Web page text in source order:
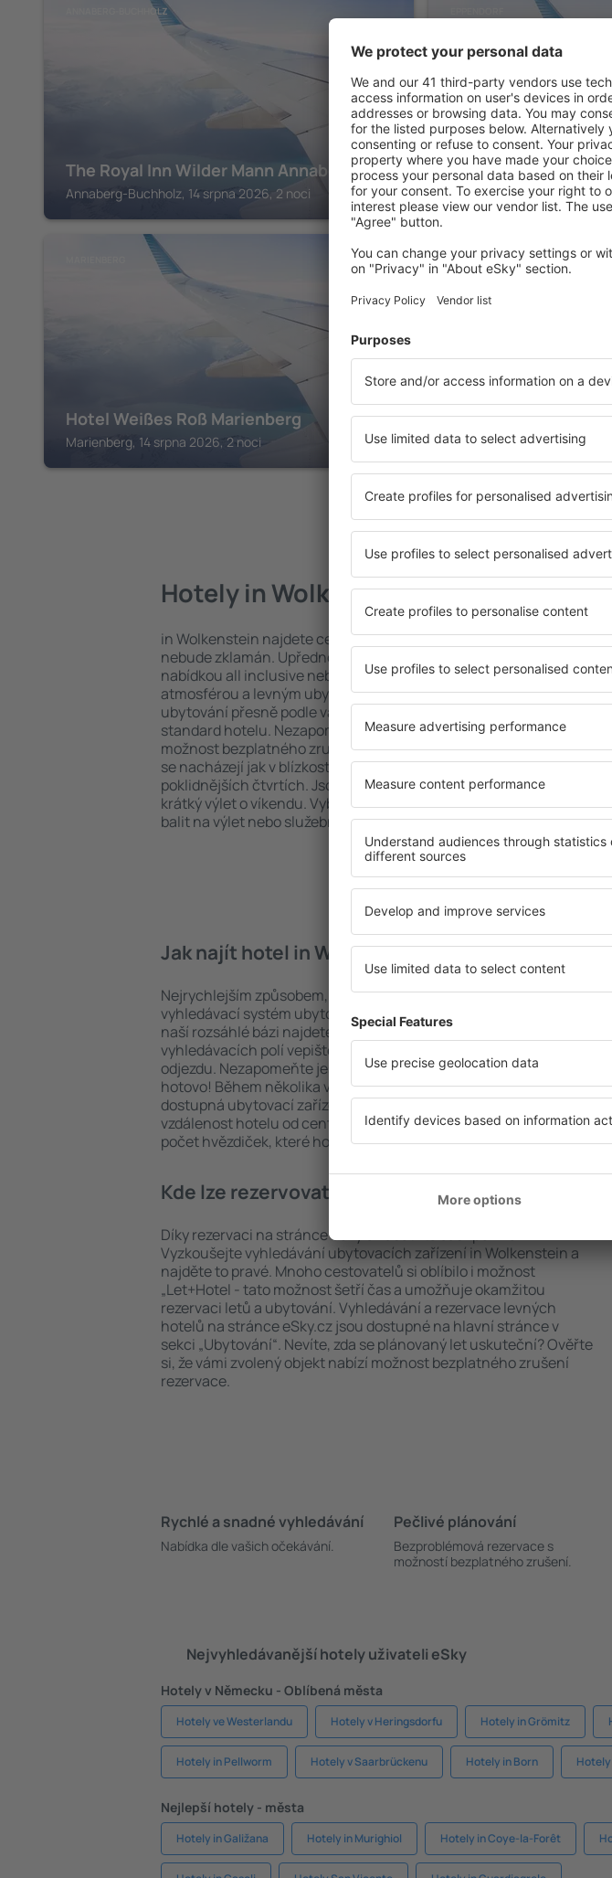
ANNABERG-BUCHHOLZ
The Royal Inn Wilder Mann Annaberg
Annaberg-Buchholz, 14 srpna 2026, 2 noci
Erzgebirgshotel
Eppendorf, 14 srpna 2026,
Hotel Weißes Roß Marienberg
Marienberg, 14 srpna 2026, 2 noci
SCHEIBENBERG
Hotel Sächsischer
Scheibenberg, 14 srpna
Zobrazit více
Hotely in Wolkenstein
in Wolkenstein najdete celou řadu hotelů. Žádný návštěvník
nebude zklamán. Upřednostňujete hotel na vysoké úrovni a
nabídkou all inclusive nebo hledáte spíše místa s poklidnou
atmosférou a levným ubytováním? in Wolkenstein na vás čeká
ubytování přesně podle vašich představ! Stačí zvolit polohu a
standard hotelu. Nezapomeňte zkontrolovat způsob platby a
možnost bezplatného zrušení rezervace. Hotely in Wolkenstein
se nacházejí jak v blízkosti nejpopulárnějších atrakcí, tak i v
poklidnějších čtvrtích. Jsou jako stvořené na delší pobyt ale i
krátký výlet o víkendu. Vyberte hotel přesně pro vás a začněte se
balit na výlet nebo služební cestu už dnes!
Jak najít hotel in Wolkenstein?
Nejrychlejším způsobem, jak najít hotel in Wolkenstein, je
vyhledávací systém ubytovacích zařízení na stránce eSky. Díky
naší rozsáhlé bázi najdete přesně to, co hledáte. Do
vyhledávacích polí vepište cíl cesty a vyberte data příjezdu a
odjezdu. Nezapomeňte ještě uvést počet hostů a pokojů. A máte
hotovo! Během několika vteřin se před vámi objeví všechna
dostupná ubytovací zařízení. Snadno si pak můžete ověřit
vzdálenost hotelu od centra, způsob platby za ubytování nebo
počet hvězdiček, které hotel obdržel od předchozích návštěvníků.
Kde lze rezervovat hotel in Wolkenstein?
Díky rezervaci na stránce eSky.cz ušetříte čas i peníze.
Vyzkoušejte vyhledávání ubytovacích zařízení in Wolkenstein a
najděte to pravé. Mnoho cestovatelů si oblíbilo i možnost
„Let+Hotel - tato možnost šetří čas a umožňuje okamžitou
rezervaci letů a ubytování. Vyhledávání a rezervace levných
hotelů na stránce eSky.cz jsou dostupné na hlavní stránce v
sekci „Ubytování“. Nevíte, zda se plánovaný let uskuteční? Ověřte
si, že vámi zvolený objekt nabízí možnost bezplatného zrušení
rezervace.
Rychlé a snadné vyhledávání
Nabídka dle vašich očekávání.
Pečlivé plánování
Bezproblémová rezervace s
možností bezplatného zrušení.
Nejvyhledávanější hotely uživateli eSky
Hotely v Německu - Oblíbená města
Hotely ve Westerlandu Hotely v Heringsdorfu Hotely in Grömitz
Hotely in Pellworm Hotely v Saarbrückenu Hotely in Born
Nejlepší hotely - města
Hotely in Galižana Hotely in Murighiol Hotely in Coye-la-Forêt